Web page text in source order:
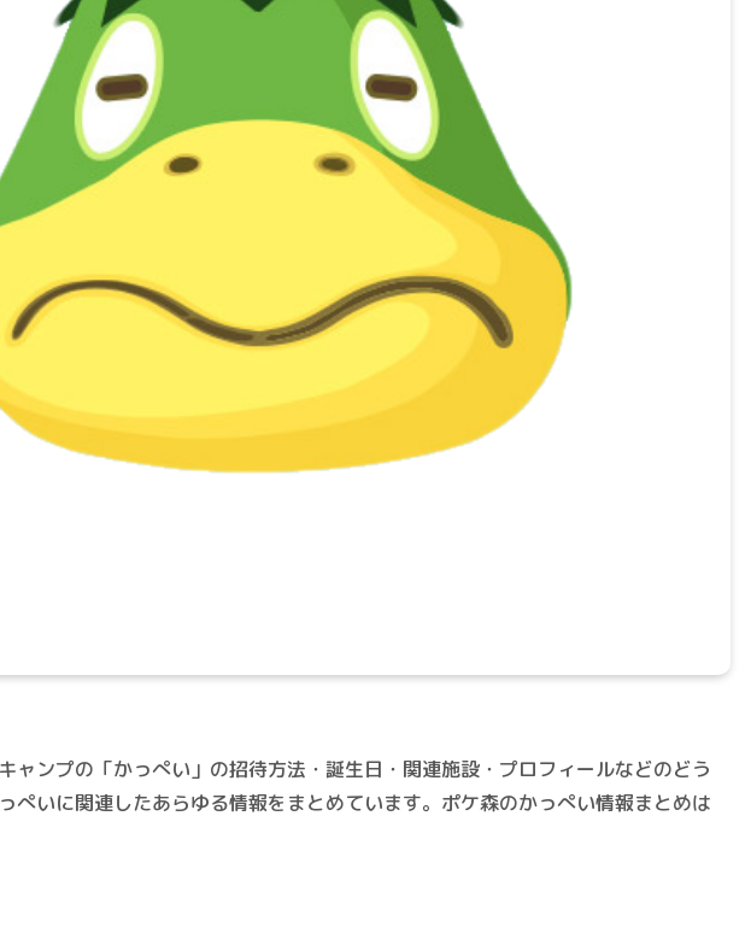
ャンプの「かっぺい」の招待方法・誕生日・関連施設・プロフィールなどのどう
ぺいに関連したあらゆる情報をまとめています。ポケ森のかっぺい情報まとめは